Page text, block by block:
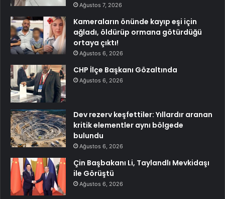
Ağustos 7, 2026
Kameraların önünde kayıp eşi için
ağladı, öldürüp ormana götürdüğü
ortaya çıktı!
Ağustos 6, 2026
CHP İlçe Başkanı Gözaltında
Ağustos 6, 2026
Dev rezerv keşfettiler: Yıllardır aranan
kritik elementler aynı bölgede
bulundu
Ağustos 6, 2026
Çin Başbakanı Li, Taylandlı Mevkidaşı
ile Görüştü
Ağustos 6, 2026